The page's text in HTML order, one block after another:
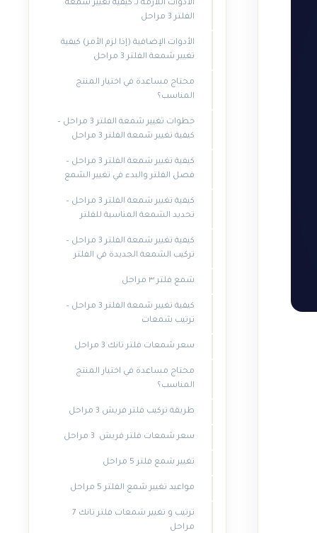
الأدوات اللازمة لـ كيفية تغيير شمعة
الفلتر 3 مراحل
الأدوات الإضافية (إذا لزم الأمر) كيفية
تغيير شمعة الفلتر 3 مراحل
محتاج مساعدة في اختيار المنتج
المناسب؟
خطوات تغيير شمعة الفلتر 3 مراحل –
كيفية تغيير شمعة الفلتر 3 مراحل
كيفية تغيير شمعة الفلتر 3 مراحل –
فصل الفلتر والبدء في تغيير الشمع
كيفية تغيير شمعة الفلتر 3 مراحل –
تحديد الشمعة المناسبة للفلتر
كيفية تغيير شمعة الفلتر 3 مراحل –
تركيب الشمعة الجديدة في الفلتر
شمع فلتر ٣ مراحل
كيفية تغيير شمعة الفلتر 3 مراحل –
ترتيب شمعات
سعر شمعات فلتر تانك 3 مراحل
محتاج مساعدة في اختيار المنتج
المناسب؟
طريقة تركيب فلتر فريش 3 مراحل
سعر شمعات فلتر فريش 3 مراحل
تغيير شمع فلتر 5 مراحل
مواعيد تغيير شمع الفلتر 5 مراحل
ترتيب و تغيير شمعات فلتر تانك 7
مراحل